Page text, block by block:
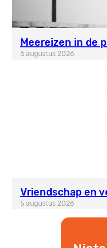
Meereizen in de
6 augustus 2026
Vriendschap en
5 augustus 2026